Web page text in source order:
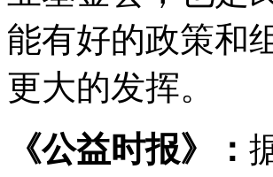
能有好的政策和
更大的发挥。
《公益时报》：